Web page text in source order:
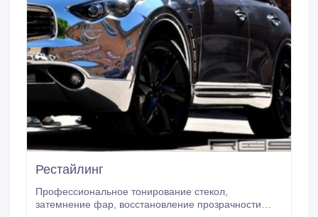
Рестайлинг
Профессиональное тонирование стекол,
затемнение фар, восстановление прозрачности